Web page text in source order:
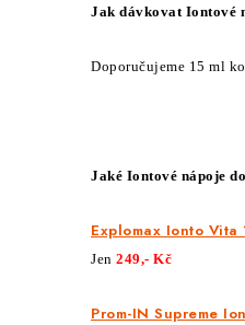
ý
p
u
Jak dávkovat Iontové
Doporučujeme 15 ml
Jaké Iontové nápoje
Explomax Ionto Vita
Jen 249,- Kč
Prom-IN Supreme